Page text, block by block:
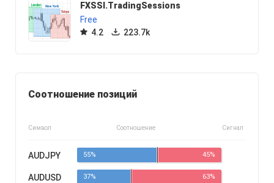
FXSSI.TradingSessions
Free
4.2
223.7k
Соотношение позиций
Символ Соотношение Сигнал
AUDJPY 55% 45%
AUDUSD 37% 63%